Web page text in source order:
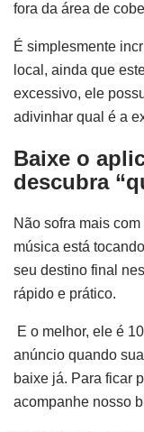
fora da área de
É simplesmente
local, ainda que
excessivo, ele
adivinhar qual é a
Baixe o
descubra
Não sofra mais
música está
seu destino final
rápido e prático.
E o melhor, ele é
anúncio quando
baixe já. Para ficar
acompanhe nosso